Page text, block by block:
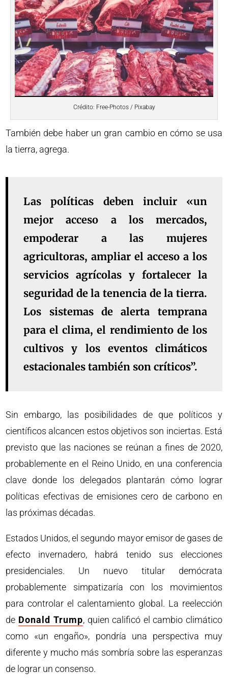
Crédito: Free-Photos / Pixabay
También debe haber un gran cambio en cómo se usa
la tierra, agrega.
Las políticas deben incluir «un
mejor acceso a los mercados,
empoderar a las mujeres
agricultoras, ampliar el acceso a los
servicios agrícolas y fortalecer la
seguridad de la tenencia de la tierra.
Los sistemas de alerta temprana
para el clima, el rendimiento de los
cultivos y los eventos climáticos
estacionales también son críticos”.
Sin embargo, las posibilidades de que políticos y
científicos alcancen estos objetivos son inciertas. Está
previsto que las naciones se reúnan a fines de 2020,
probablemente en el Reino Unido, en una conferencia
clave donde los delegados plantarán cómo lograr
políticas efectivas de emisiones cero de carbono en
las próximas décadas.
Estados Unidos, el segundo mayor emisor de gases de
efecto invernadero, habrá tenido sus elecciones
presidenciales. Un nuevo titular demócrata
probablemente simpatizaría con los movimientos
para controlar el calentamiento global. La reelección
de Donald Trump, quien calificó el cambio climático
como «un engaño», pondría una perspectiva muy
diferente y mucho más sombría sobre las esperanzas
de lograr un consenso.